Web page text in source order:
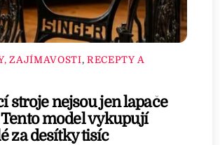
ZAJÍMAVOSTI, RECEPTY A
stroje nejsou jen lapače
model vykupují
za desítky tisíc